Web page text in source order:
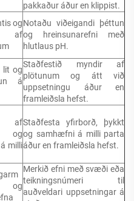
pakkaður áður en klippist.
og
af
Notaðu viðeigandi þéttun
og hreinsunarefni með
hlutlaus pH.
lit og
á
Staðfestið myndir af
plötunum og átt við
uppsetningu áður en
framleiðsla hefst.
af
og
milli
Staðfesta yfirborð, þykkt
og samhæfni á milli parta
áður en framleiðsla hefst.
og
Merkið efni með svæði eða
teikningsnúmeri til
auðveldari uppsetningar á